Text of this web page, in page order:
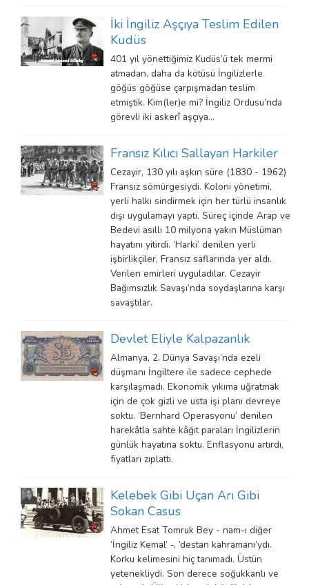
İki İngiliz Aşçıya Teslim Edilen
Kudüs
401 yıl yönettiğimiz Kudüs’ü tek mermi
atmadan, daha da kötüsü İngilizlerle
göğüs göğüse çarpışmadan teslim
etmiştik. Kim(ler)e mi? İngiliz Ordusu’nda
görevli iki askerî aşçıya…
Fransız Kılıcı Sallayan Harkiler
Cezayir, 130 yılı aşkın süre (1830 - 1962)
Fransız sömürgesiydi. Koloni yönetimi,
yerli halkı sindirmek için her türlü insanlık
dışı uygulamayı yaptı. Süreç içinde Arap ve
Bedevi asıllı 10 milyona yakın Müslüman
hayatını yitirdi. ‘Harki’ denilen yerli
işbirlikçiler, Fransız saflarında yer aldı.
Verilen emirleri uyguladılar. Cezayir
Bağımsızlık Savaşı’nda soydaşlarına karşı
savaştılar.
Devlet Eliyle Kalpazanlık
Almanya, 2. Dünya Savaşı’nda ezeli
düşmanı İngiltere ile sadece cephede
karşılaşmadı. Ekonomik yıkıma uğratmak
için de çok gizli ve usta işi planı devreye
soktu. ‘Bernhard Operasyonu’ denilen
harekâtla sahte kâğıt paraları İngilizlerin
günlük hayatına soktu. Enflasyonu artırdı,
fiyatları zıplattı.
Kelebek Gibi Uçan Arı Gibi
Sokan Casus
Ahmet Esat Tomruk Bey - nam-ı diğer
‘İngiliz Kemal’ -, ‘destan kahramanı’ydı.
Korku kelimesini hiç tanımadı. Üstün
yetenekliydi. Son derece soğukkanlı ve